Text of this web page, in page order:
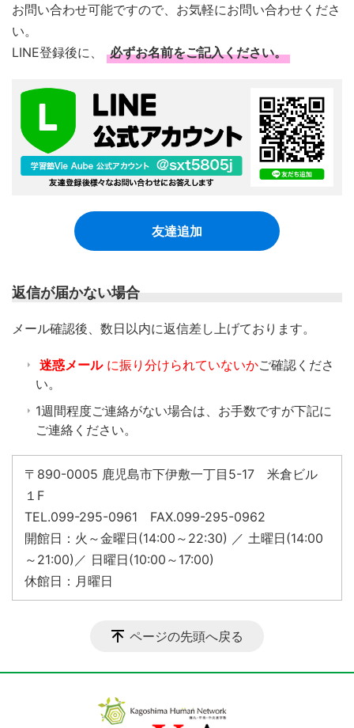
お問い合わせ可能ですので、お気軽にお問い合わせくださ
い。
LINE登録後に、
必ずお名前をご記入ください。
友達追加
返信が届かない場合
​メール確認後、数日以内に返信差し上げております。
迷惑メール に振り分けられていないかご確認くださ
い。
1週間程度ご連絡がない場合は、お手数ですが下記に
ご連絡ください。
〒890-0005 鹿児島市下伊敷一丁目5-17 米倉ビル
１F
TEL.099-295-0961 FAX.099-295-0962
開館日：火～金曜日(14:00～22:30) ／ 土曜日(14:00
～21:00)／ 日曜日(10:00～17:00)
休館日：月曜日
ページの先頭へ戻る